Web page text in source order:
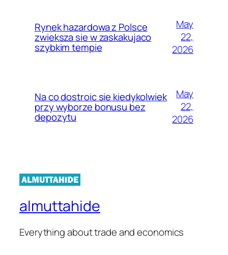
Rynek hazardowa z Polsce
zwieksza sie w zaskakujaco
szybkim tempie
May
22,
2026
Na co dostroic sie kiedykolwiek
przy wyborze bonusu bez
depozytu
May
22,
2026
almuttahide
Everything about trade and economics